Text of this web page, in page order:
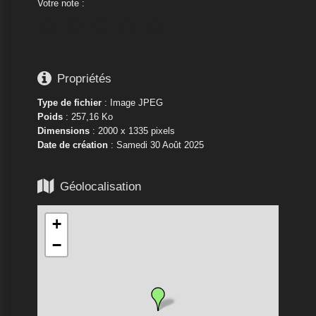
Votre note :
 Propriétés
Type de fichier: Image JPEG
Poids: 257,16 Ko
Dimensions: 2000 x 1335 pixels
Date de création: Samedi 30 Août 2025
 Géolocalisation
+
−